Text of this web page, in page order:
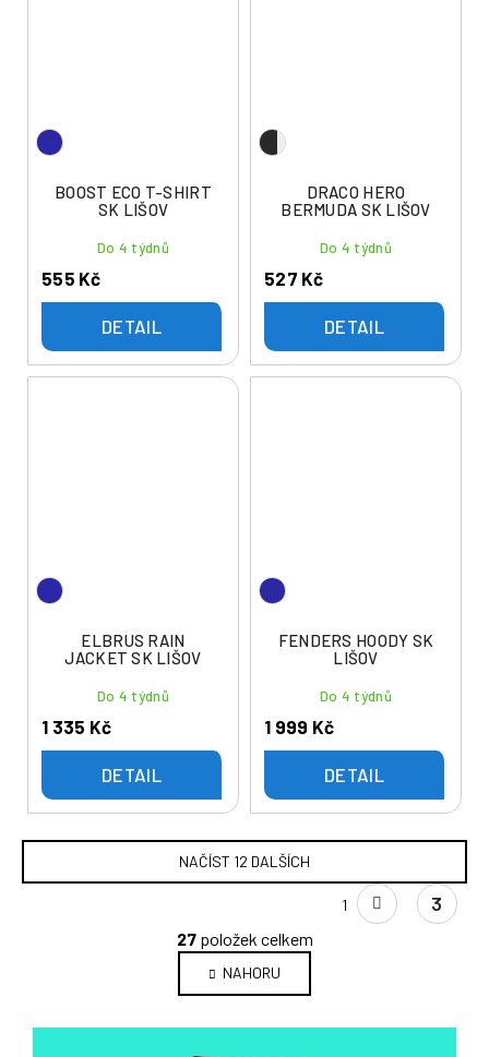
BOOST ECO T-SHIRT
SK LIŠOV
Do 4 týdnů
555 Kč
DETAIL
DRACO HERO
BERMUDA SK LIŠOV
Do 4 týdnů
527 Kč
DETAIL
ELBRUS RAIN
JACKET SK LIŠOV
Do 4 týdnů
1 335 Kč
DETAIL
FENDERS HOODY SK
LIŠOV
Do 4 týdnů
1 999 Kč
DETAIL
O
v
l
á
d
NAČÍST 12 DALŠÍCH
1 3
27položek celkem
NAHORU